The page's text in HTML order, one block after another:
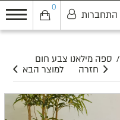
0
התחברות
/ ספה מילאנו צבע חום
למוצר הבא
חזרה